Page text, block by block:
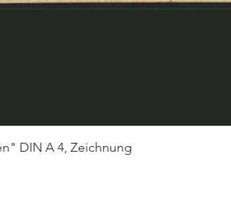
DIN A 4, Zeichnung